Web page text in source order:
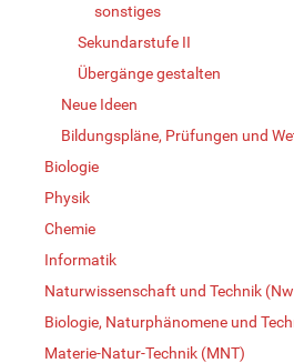
sonstiges
Sekundarstufe II
Übergänge gestalten
Neue Ideen
Bildungspläne, Prüfungen und
Biologie
Physik
Chemie
Informatik
Naturwissenschaft und Technik
Biologie, Naturphänomene und
Materie-Natur-Technik (MNT)